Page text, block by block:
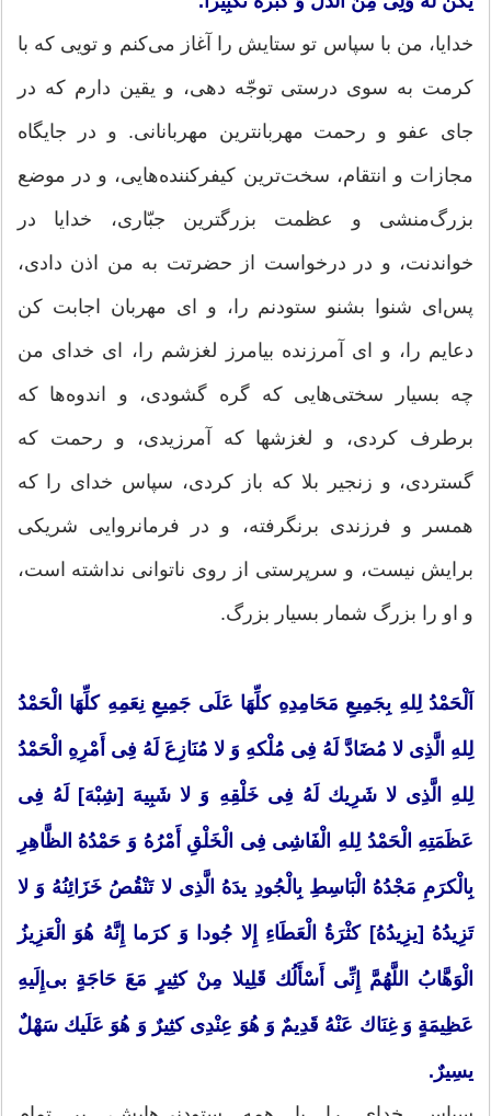
خدایا، من با سپاس تو ستایش را آغاز می‌كنم و تویی كه با
كرمت به سوی درستی توجّه دهی، و یقین دارم كه در
جای عفو و رحمت مهربانترین مهربانانی. و در جایگاه
مجازات و انتقام، سخت‌ترین كیفركننده‌هایی، و در موضع
بزرگ‌منشی و عظمت بزرگترین جبّاری، خدایا در
خواندنت، و در درخواست از حضرتت به من اذن دادی،
پس‌ای شنوا بشنو ستودنم را، و‌ ای مهربان اجابت كن
دعایم را، و‌ ای آمرزنده بیامرز لغزشم را، ای خدای من
چه بسیار سختی‌هایی كه گره گشودی، و اندوه‌ها كه
برطرف كردی، و لغزشها كه آمرزیدی، و رحمت كه
گستردی، و زنجیر بلا كه باز كردی، سپاس خدای را كه
همسر و فرزندی برنگرفته، و در فرمانروایی شریكی
برایش نیست، و سرپرستی از روی ناتوانی نداشته است،
و او را بزرگ شمار بسیار بزرگ.
اَلْحَمْدُ لِلهِ بِجَمِیعِ مَحَامِدِهِ كلِّهَا عَلَی جَمِیعِ نِعَمِهِ كلِّهَا الْحَمْدُ
لِلهِ الَّذِی لا مُضَادَّ لَهُ فِی مُلْكهِ وَ لا مُنَازِعَ لَهُ فِی أَمْرِهِ الْحَمْدُ
لِلهِ الَّذِی لا شَرِیك لَهُ فِی خَلْقِهِ وَ لا شَبِیهَ [شِبْهَ] لَهُ فِی
عَظَمَتِهِ الْحَمْدُ لِلهِ الْفَاشِی فِی الْخَلْقِ أَمْرُهُ وَ حَمْدُهُ الظَّاهِرِ
بِالْكرَمِ مَجْدُهُ الْبَاسِطِ بِالْجُودِ یدَهُ الَّذِی لا تَنْقُصُ خَزَائِنُهُ وَ لا
تَزِیدُهُ [یزِیدُهُ] كثْرَةُ الْعَطَاءِ إِلا جُودا وَ كرَما إِنَّهُ هُوَ الْعَزِیزُ
الْوَهَّابُ اللَّهُمَّ إِنِّی أَسْأَلُك قَلِیلا مِنْ كثِیرٍ مَعَ حَاجَةٍ بی‌إِلَیهِ
عَظِیمَةٍ وَ غِنَاك عَنْهُ قَدِیمٌ وَ هُوَ عِنْدِی كثِیرٌ وَ هُوَ عَلَیك سَهْلٌ
یسِیرٌ.